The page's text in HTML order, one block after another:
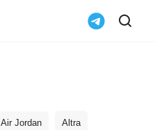
Air Jordan Altra